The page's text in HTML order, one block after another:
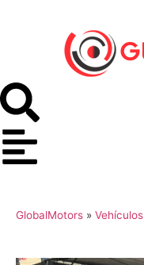
GlobalMotors » Vehículos